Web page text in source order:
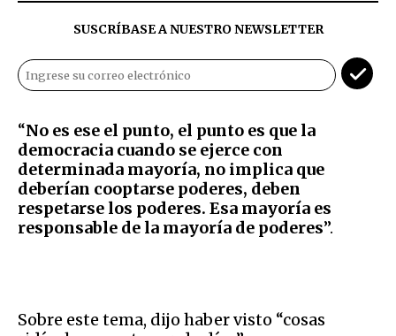
SUSCRÍBASE A NUESTRO NEWSLETTER
“No es ese el punto, el punto es que la
democracia cuando se ejerce con
determinada mayoría, no implica que
deberían cooptarse poderes, deben
respetarse los poderes. Esa mayoría es
responsable de la mayoría de poderes”.
Sobre este tema, dijo haber visto “cosas